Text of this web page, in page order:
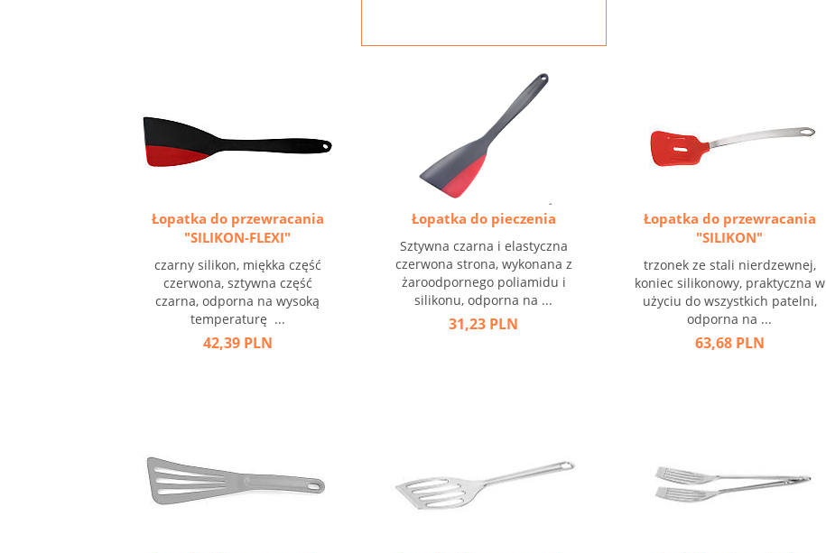
Łopatka do przewracania
"SILIKON-FLEXI"
czarny silikon, miękka część
czerwona, sztywna część
czarna, odporna na wysoką
temperaturę ...
42,39 PLN
Łopatka do pieczenia
Sztywna czarna i elastyczna
czerwona strona, wykonana z
żaroodpornego poliamidu i
silikonu, odporna na ...
31,23 PLN
Łopatka do przewracania
"SILIKON"
trzonek ze stali nierdzewnej,
koniec silikonowy, praktyczna w
użyciu do wszystkich patelni,
odporna na ...
63,68 PLN